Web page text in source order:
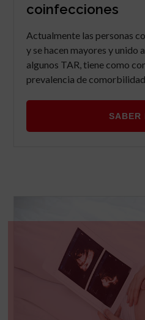
coinfecciones
Actualmente las personas
y se hacen mayores y unido
algunos TAR, tiene como
prevalencia de
SABER